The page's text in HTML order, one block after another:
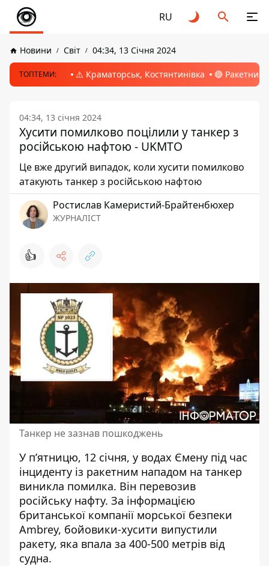
RU
Новини Світ 04:34, 13 Січня 2024
ТОПТЕМИ: ⚠️ Краматорськ, Костянтинівка 🔴 Ракетний
04:34, 13 січня 2024
Хусити помилково поцілили у танкер з
російською нафтою - UKMTO
Це вже другий випадок, коли хусити помилково
атакують танкер з російською нафтою
Ростислав Камеристий-Брайтенбюхер
ЖУРНАЛІСТ
👍
Танкер не зазнав пошкоджень
У п’ятницю, 12 січня, у водах Ємену під час
інциденту із ракетним нападом на танкер
виникла помилка. Він перевозив
російську нафту. За інформацією
британської компанії морської безпеки
Ambrey, бойовики-хусити випустили
ракету, яка впала за 400-500 метрів від
судна.